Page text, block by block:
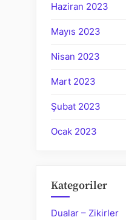
Haziran 2023
Mayıs 2023
Nisan 2023
Mart 2023
Şubat 2023
Ocak 2023
Kategoriler
Dualar – Zikirler